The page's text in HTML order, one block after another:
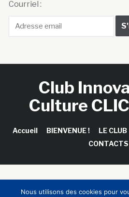
Courriel :
Club
Culture
Accueil BIENVENUE ! LE CLUB
CONTACTS
Nous utilisons des cookies pour